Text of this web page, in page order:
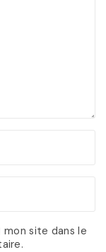
site dans le